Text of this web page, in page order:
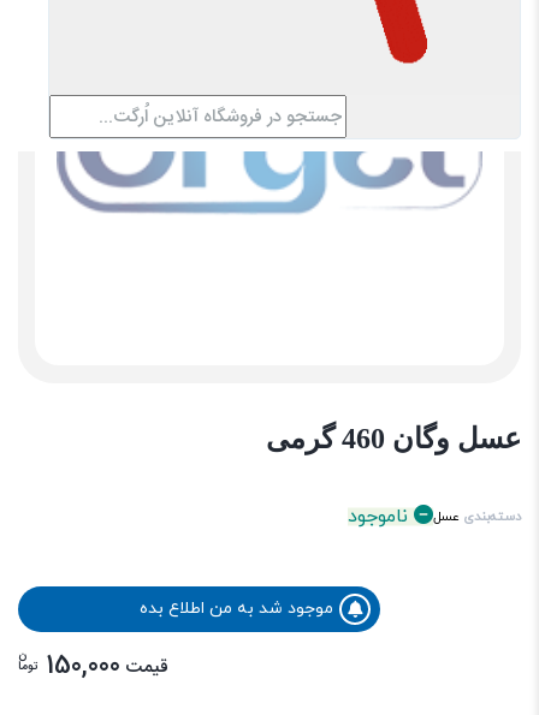
عسل وگان 460 گرمی
دسته‌بندی عسل ناموجود
موجود شد به من اطلاع بده
قیمت 150,000 توما
ن